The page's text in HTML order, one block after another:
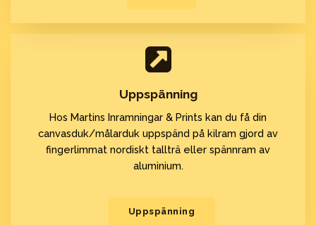
Uppspänning
Hos Martins Inramningar & Prints kan du få din
canvasduk/målarduk uppspänd på kilram gjord av
fingerlimmat nordiskt tallträ eller spännram av
aluminium.
Uppspänning